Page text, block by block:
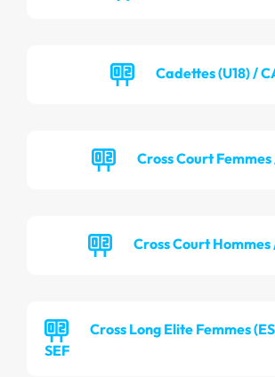
Cadettes (U18) /
Cross Court Femmes
Cross Court Hommes
Cross Long Elite Femmes
SEF